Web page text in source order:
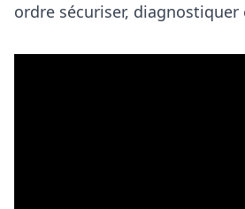
ordre sécuriser, diagnostiquer